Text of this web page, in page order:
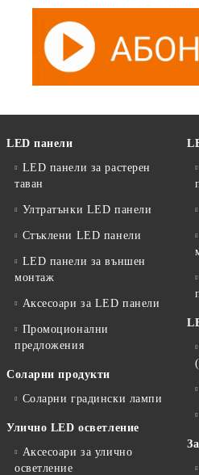
LED панели
LED панели за растерен
таван
Ултратънки LED панели
Стъклени LED панели
LED панели за външен
монтаж
Аксесоари за LED панели
Промоционални
предложения
Соларни продукти
Соларни градински лампи
Улично LED осветление
Аксесоари за улично
осветление